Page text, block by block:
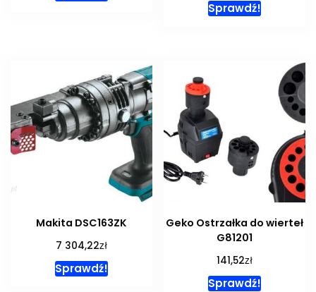
Sprawdź!
Makita DSC163ZK
7 304,22zł
Sprawdź!
Geko Ostrzałka do wierteł
G81201
141,52zł
Sprawdź!